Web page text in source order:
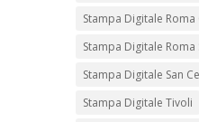
Stampa Digitale Roma
Stampa Digitale Roma
Stampa Digitale San
Stampa Digitale Tivoli